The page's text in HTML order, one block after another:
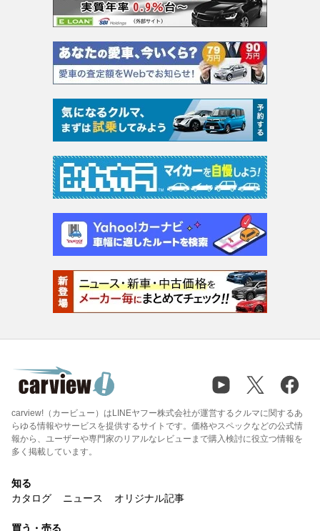
carview!（カービュー）はLINEヤフー株式会社が運営するクルマに関するあ
らゆる情報やサービスを提供するサイトです。価格やスペックなどの公式情
報から、ユーザーや専門家のリアルなレビューまで購入検討に役立つ情報を
多く掲載しています。
知る
カタログ
ニュース オリジナル記事
買う・売る